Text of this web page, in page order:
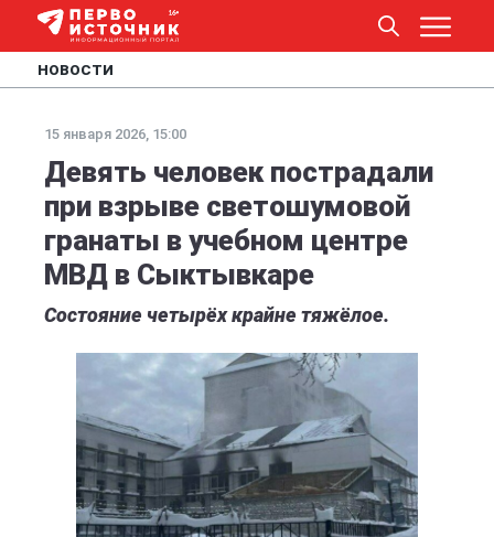
НОВОСТИ
15 января 2026, 15:00
Девять человек пострадали
при взрыве светошумовой
гранаты в учебном центре
МВД в Сыктывкаре
Состояние четырёх крайне тяжёлое.